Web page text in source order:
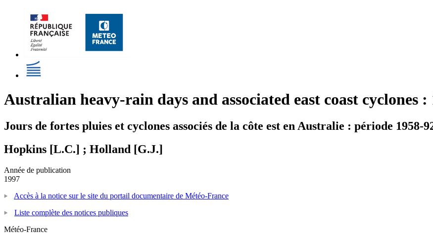
Australian heavy-rain days and associated east coast cyclones :
Jours de fortes pluies et cyclones associés de la côte est en Australie : période 1958-
Hopkins [L.C.] ; Holland [G.J.]
Année de publication
1997
Accès à la notice sur le site du portail documentaire de Météo-France
Liste complète des notices publiques
Météo-France